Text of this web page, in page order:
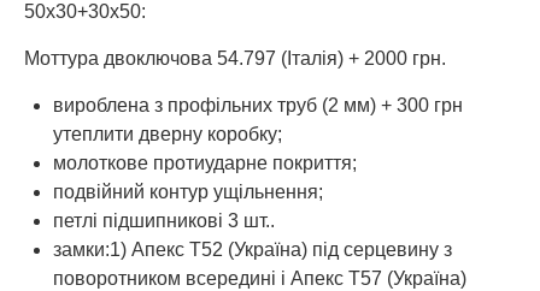
50х30+30х50:
Моттура двоключова 54.797 (Італія) + 2000 грн.
вироблена з профільних труб (2 мм) + 300 грн
утеплити дверну коробку;
молоткове протиударне покриття;
подвійний контур ущільнення;
петлі підшипникові 3 шт..
замки:1) Апекс Т52 (Україна) під серцевину з
поворотником всередині і Апекс Т57 (Україна)